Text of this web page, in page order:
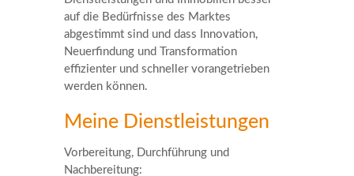
auf die Bedürfnisse des Marktes
abgestimmt sind und dass Innovation,
Neuerfindung und Transformation
effizienter und schneller vorangetrieben
werden können.
Meine Dienstleistungen
Vorbereitung, Durchführung und
Nachbereitung: